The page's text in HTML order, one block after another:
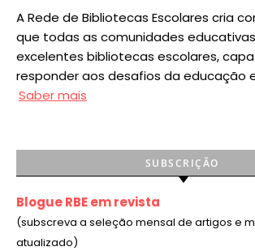
A Rede de Bibliotecas Escolares cria
que todas as comunidades
excelentes bibliotecas escolares,
responder aos desafios da educação
Saber mais
SUBSCRIÇÃO
Blogue RBE em revista
(subscreva a seleção mensal de artigos e
atualizado)